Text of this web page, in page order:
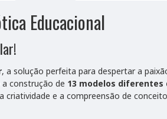
Educacional
, a solução perfeita para despertar a
construção de 13 modelos diferentes
e a compreensão de